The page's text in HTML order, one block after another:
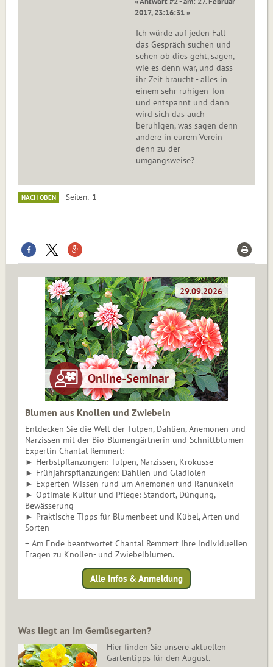
2017, 23:16:31 »
Ich würde auf jeden Fall
das Gespräch suchen und
sehen ob dies geht, sagen,
wie es denn war, und dass
ihr Zeit braucht - alles in
einem sehr ruhigen Ton
und entspannt und dann
wird sich das auch
beruhigen, was sagen denn
andere in eurem Verein
denn zu der
umgangsweise?
NACH OBEN Seiten 1
Blumen aus Knollen und Zwiebeln
Entdecken Sie die Welt der Tulpen, Dahlien, Anemonen und
Narzissen mit der Bio-Blumengärtnerin und Schnittblumen-
Expertin Chantal Remmert:
► Herbstpflanzungen: Tulpen, Narzissen, Krokusse
► Frühjahrspflanzungen: Dahlien und Gladiolen
► Experten-Wissen rund um Anemonen und Ranunkeln
► Optimale Kultur und Pflege: Standort, Düngung,
Bewässerung
► Praktische Tipps für Blumenbeet und Kübel, Arten und
Sorten
+ Am Ende beantwortet Chantal Remmert Ihre individuellen
Fragen zu Knollen- und Zwiebelblumen.
Alle Infos & Anmeldung
Was liegt an im Gemüsegarten?
Hier finden Sie unsere aktuellen
Gartentipps für den August.